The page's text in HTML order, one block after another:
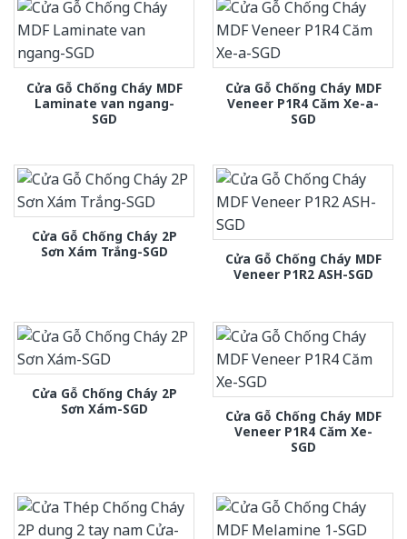
Cửa Gỗ Chống Cháy MDF
Laminate van ngang-
SGD
Cửa Gỗ Chống Cháy MDF
Veneer P1R4 Căm Xe-a-
SGD
Cửa Gỗ Chống Cháy 2P
Sơn Xám Trắng-SGD
Cửa Gỗ Chống Cháy MDF
Veneer P1R2 ASH-SGD
Cửa Gỗ Chống Cháy 2P
Sơn Xám-SGD
Cửa Gỗ Chống Cháy MDF
Veneer P1R4 Căm Xe-
SGD